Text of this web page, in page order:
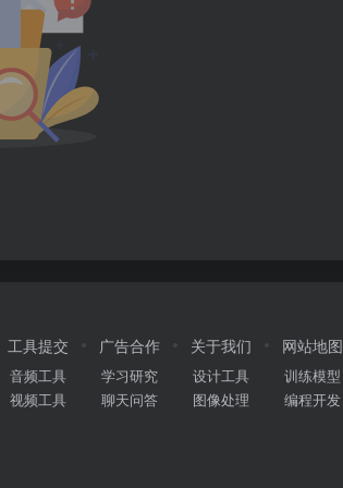
工具提交
音频工具
视频工具
广告合作
学习研究
聊天问答
关于我们
设计工具
图像处理
网站地图
训练模型
编程开发